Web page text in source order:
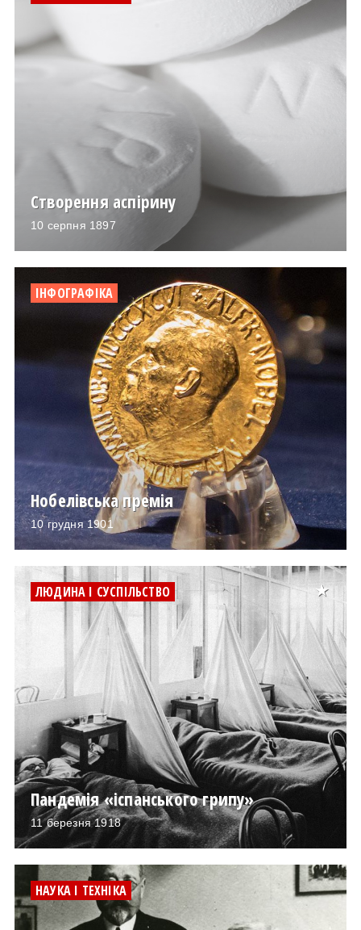
Створення аспірину
10 серпня 1897
ІНФОГРАФІКА
Нобелівська премія
10 грудня 1901
ЛЮДИНА І СУСПІЛЬСТВО
Пандемія «іспанського грипу»
11 березня 1918
НАУКА І ТЕХНІКА